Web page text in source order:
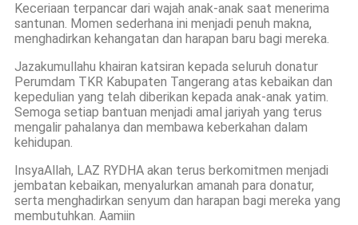
Keceriaan terpancar dari wajah anak-anak saat menerima
santunan. Momen sederhana ini menjadi penuh makna,
menghadirkan kehangatan dan harapan baru bagi mereka.
Jazakumullahu khairan katsiran kepada seluruh donatur
Perumdam TKR Kabupaten Tangerang atas kebaikan dan
kepedulian yang telah diberikan kepada anak-anak yatim.
Semoga setiap bantuan menjadi amal jariyah yang terus
mengalir pahalanya dan membawa keberkahan dalam
kehidupan.
InsyaAllah, LAZ RYDHA akan terus berkomitmen menjadi
jembatan kebaikan, menyalurkan amanah para donatur,
serta menghadirkan senyum dan harapan bagi mereka yang
membutuhkan. Aamiin